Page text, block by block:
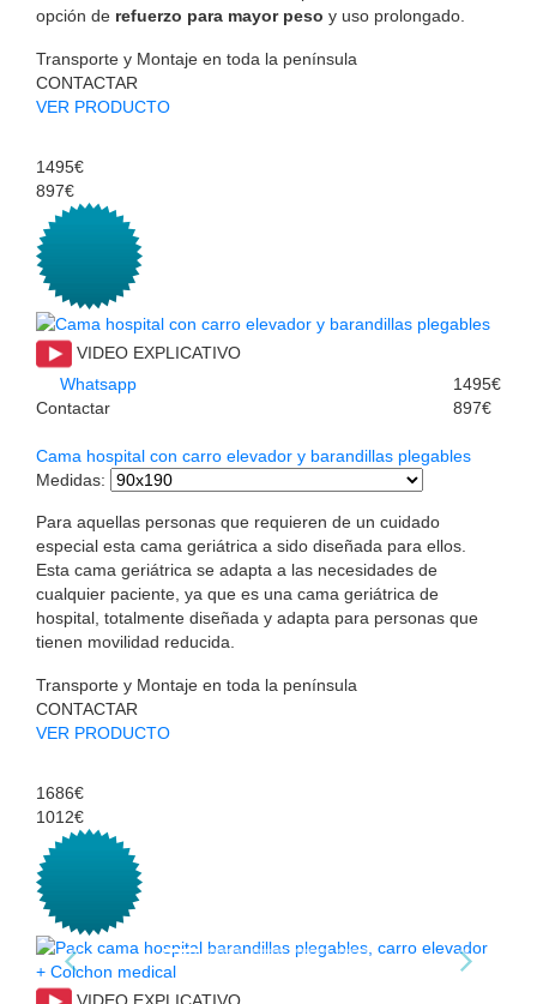
opción de refuerzo para mayor peso y uso prolongado.
Transporte y Montaje en toda la península
CONTACTAR
VER PRODUCTO
1495€
897€
VIDEO EXPLICATIVO
Whatsapp
Contactar
1495€
897€
Cama hospital con carro elevador y barandillas plegables
Medidas:
Para aquellas personas que requieren de un cuidado
especial esta cama geriátrica a sido diseñada para ellos.
Esta cama geriátrica se adapta a las necesidades de
cualquier paciente, ya que es una cama geriátrica de
hospital, totalmente diseñada y adapta para personas que
tienen movilidad reducida.
Transporte y Montaje en toda la península
CONTACTAR
VER PRODUCTO
1686€
1012€
VIDEO EXPLICATIVO